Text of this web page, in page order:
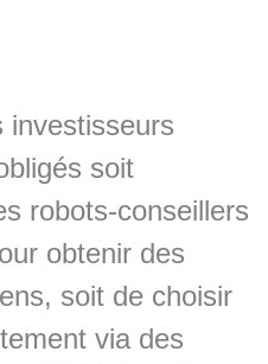
investisseurs
soit
robots-conseillers
obtenir des
soit de choisir
via des